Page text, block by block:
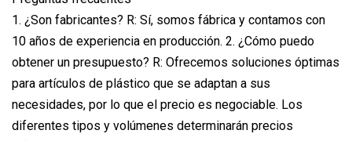
1. ¿Son fabricantes? R: Sí, somos fábrica y contamos con
10 años de experiencia en producción. 2. ¿Cómo puedo
obtener un presupuesto? R: Ofrecemos soluciones óptimas
para artículos de plástico que se adaptan a sus
necesidades, por lo que el precio es negociable. Los
diferentes tipos y volúmenes determinarán precios